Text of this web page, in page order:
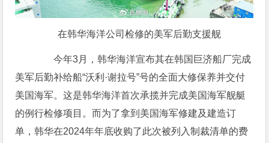
在韩华海洋公司检修的美军后勤支援舰
今年3月，韩华海洋宣布其在韩国巨济船厂完成
美军后勤补给船“沃利·谢拉号”号的全面大修保养并交付
美国海军。这是韩华海洋首次承揽并完成美国海军舰艇
的例行检修项目。而为了拿到美国海军修建及建造订
单，韩华在2024年年底收购了此次被列入制裁清单的费